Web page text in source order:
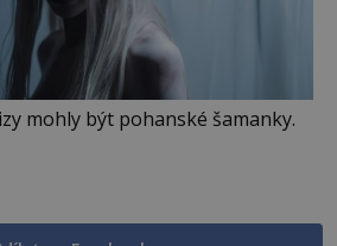
mohly být pohanské šamanky.